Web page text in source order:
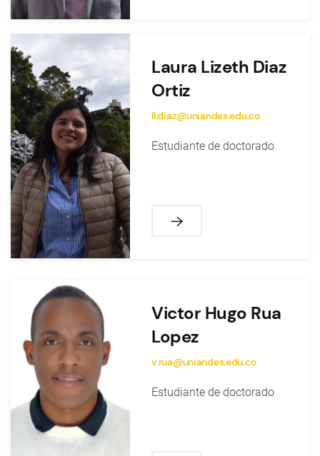
Laura Lizeth Diaz
Ortiz
ll.diaz@uniandes.edu.co
Estudiante de doctorado
Victor Hugo Rua
Lopez
v.rua@uniandes.edu.co
Estudiante de doctorado